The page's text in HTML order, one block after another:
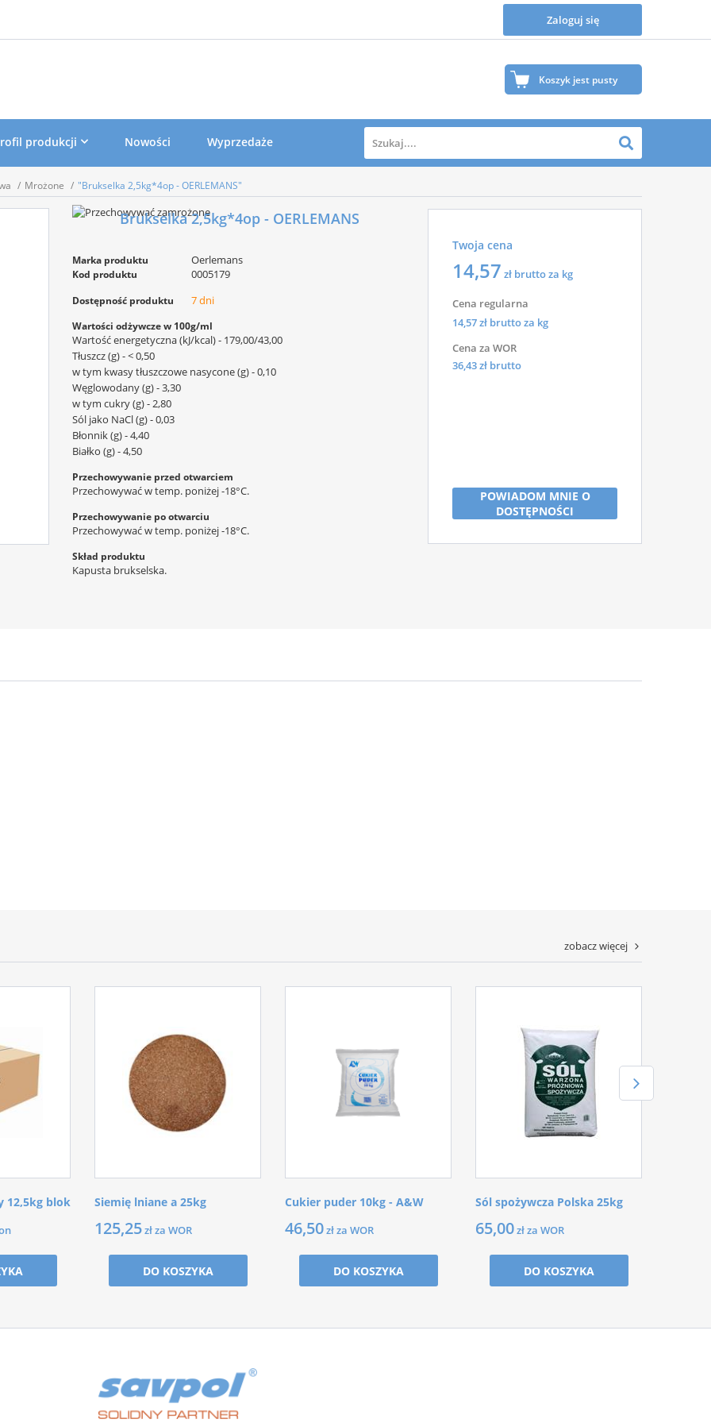
Zaloguj się
Koszyk jest pusty
Twój koszyk jest na razie pusty.
pewno znajdziesz wiele produktów, które Ciebie
zainteresują.
produkcji Nowości Wyprzedaże
Mrożone "Brukselka 2,5kg*4op - OERLEMANS"
Brukselka 2,5kg*4op - OERLEMANS
Marka produktu Oerlemans
Kod produktu 0005179
Dostępność produktu 7 dni
Wartości odżywcze w 100g/ml
Wartość energetyczna (kJ/kcal) - 179,00/43,00
Tłuszcz (g) - < 0,50
w tym kwasy tłuszczowe nasycone (g) - 0,10
Węglowodany (g) - 3,30
w tym cukry (g) - 2,80
Sól jako NaCl (g) - 0,03
Błonnik (g) - 4,40
Białko (g) - 4,50
Przechowywanie przed otwarciem
Przechowywać w temp. poniżej -18°C.
Przechowywanie po otwarciu
Przechowywać w temp. poniżej -18°C.
Skład produktu
Kapusta brukselska.
Twoja cena
14,57 zł brutto za kg
Cena regularna
14,57zł brutto za kg
Cena za WOR
36,43zł brutto
POWIADOM MNIE O
DOSTĘPNOŚCI
zobacz więcej
12,5kg blok Siemię lniane a 25kg
125,25zł za WOR
DO KOSZYKA
Cukier puder 10kg - A&W
46,50zł za WOR
DO KOSZYKA
Sól spożywcza Polska 25kg
65,00zł za WOR
DO KOSZYKA